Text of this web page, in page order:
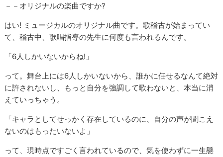
－－オリジナルの楽曲ですか?
はい! ミュージカルのオリジナル曲です。歌稽古が始まってい
て、稽古中、歌唱指導の先生に何度も言われるんです。
「6人しかいないからね!」
って。舞台上には6人しかいないから、誰かに任せるなんて絶対
に許されないし、もっと自分を強調して歌わないと、本当に消
えていっちゃう。
「キャラとしてせっかく存在しているのに、自分の声が聞こえ
ないのはもったいないよ」
って、現時点ですごく言われているので、気を使わずに一生懸